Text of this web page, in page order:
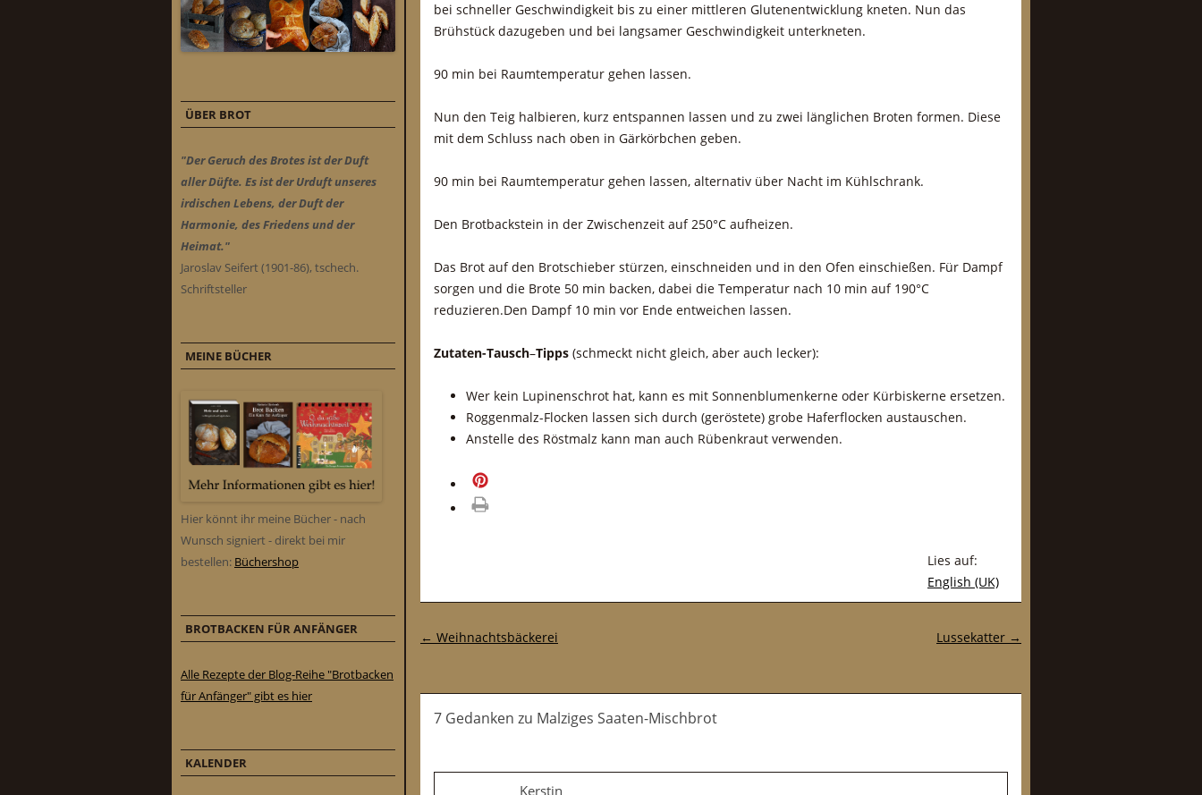
bei schneller Geschwindigkeit bis zu einer mittleren Glutenentwicklung kneten. Nun das
Brühstück dazugeben und bei langsamer Geschwindigkeit unterkneten.
90 min bei Raumtemperatur gehen lassen.
Nun den Teig halbieren, kurz entspannen lassen und zu zwei länglichen Broten formen. Diese
mit dem Schluss nach oben in Gärkörbchen geben.
90 min bei Raumtemperatur gehen lassen, alternativ über Nacht im Kühlschrank.
Den Brotbackstein in der Zwischenzeit auf 250°C aufheizen.
Das Brot auf den Brotschieber stürzen, einschneiden und in den Ofen einschießen. Für Dampf
sorgen und die Brote 50 min backen, dabei die Temperatur nach 10 min auf 190°C
reduzieren.Den Dampf 10 min vor Ende entweichen lassen.
Zutaten-Tausch–Tipps (schmeckt nicht gleich, aber auch lecker):
Wer kein Lupinenschrot hat, kann es mit Sonnenblumenkerne oder Kürbiskerne ersetzen.
Roggenmalz-Flocken lassen sich durch (geröstete) grobe Haferflocken austauschen.
Anstelle des Röstmalz kann man auch Rübenkraut verwenden.
Lies auf:
English (UK)
Post-Navigation
← Weihnachtsbäckerei Lussekatter →
7 Gedanken zu Malziges Saaten-Mischbrot
Kerstin
ÜBER BROT
"Der Geruch des Brotes ist der Duft
aller Düfte. Es ist der Urduft unseres
irdischen Lebens, der Duft der
Harmonie, des Friedens und der
Heimat."
Jaroslav Seifert (1901-86), tschech.
Schriftsteller
MEINE BÜCHER
Hier könnt ihr meine Bücher - nach
Wunsch signiert - direkt bei mir
bestellen: Büchershop
BROTBACKEN FÜR ANFÄNGER
Alle Rezepte der Blog-Reihe "Brotbacken
für Anfänger" gibt es hier
KALENDER